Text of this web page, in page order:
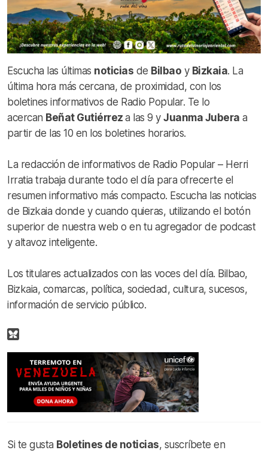
Escucha las últimas noticias de Bilbao y Bizkaia. La
última hora más cercana, de proximidad, con los
boletines informativos de Radio Popular. Te lo
acercan Beñat Gutiérrez a las 9 y Juanma Jubera a
partir de las 10 en los boletines horarios.
La redacción de informativos de Radio Popular – Herri
Irratia trabaja durante todo el día para ofrecerte el
resumen informativo más compacto. Escucha las noticias
de Bizkaia donde y cuando quieras, utilizando el botón
superior de nuestra web o en tu agregador de podcast
y altavoz inteligente.
Los titulares actualizados con las voces del día. Bilbao,
Bizkaia, comarcas, política, sociedad, cultura, sucesos,
información de servicio público.
Si te gusta Boletines de noticias, suscríbete en